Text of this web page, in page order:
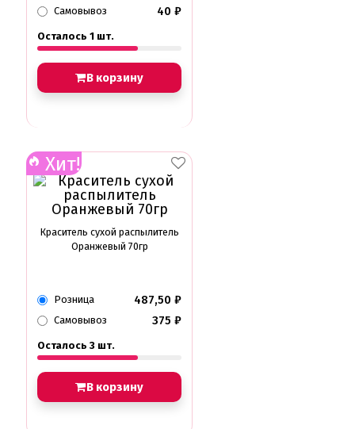
Самовывоз 40 ₽
Осталось 1 шт.
В корзину
Хит!
Краситель сухой распылитель
Оранжевый 70гр
Розница 487,50 ₽
Самовывоз 375 ₽
Осталось 3 шт.
В корзину